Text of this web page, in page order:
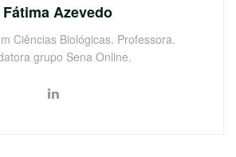
Fátima Azevedo
Ciências Biológicas. Professora.
grupo Sena Online.